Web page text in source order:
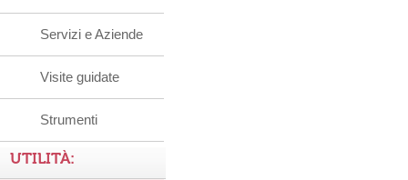
Servizi e Aziende
Visite guidate
Strumenti
UTILITÀ: